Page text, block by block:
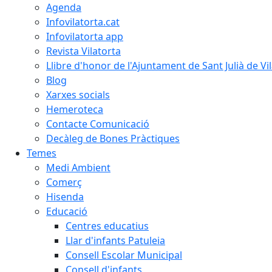
Agenda
Infovilatorta.cat
Infovilatorta app
Revista Vilatorta
Llibre d'honor de l'Ajuntament de Sant Julià de
Blog
Xarxes socials
Hemeroteca
Contacte Comunicació
Decàleg de Bones Pràctiques
Temes
Medi Ambient
Comerç
Hisenda
Educació
Centres educatius
Llar d'infants Patuleia
Consell Escolar Municipal